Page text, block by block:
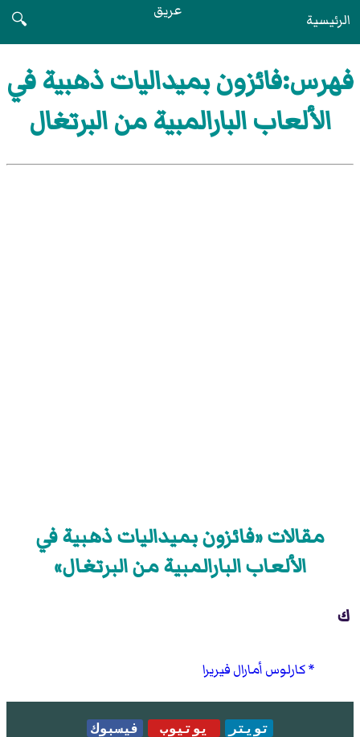
الرئيسية عريق
🔍
فهرس:فائزون بميداليات ذهبية في
الألعاب البارالمبية من البرتغال
مقالات «فائزون بميداليات ذهبية في
الألعاب البارالمبية من البرتغال»
ك
كارلوس أمارال فيريرا
تويتر يوتيوب
فيسبوك